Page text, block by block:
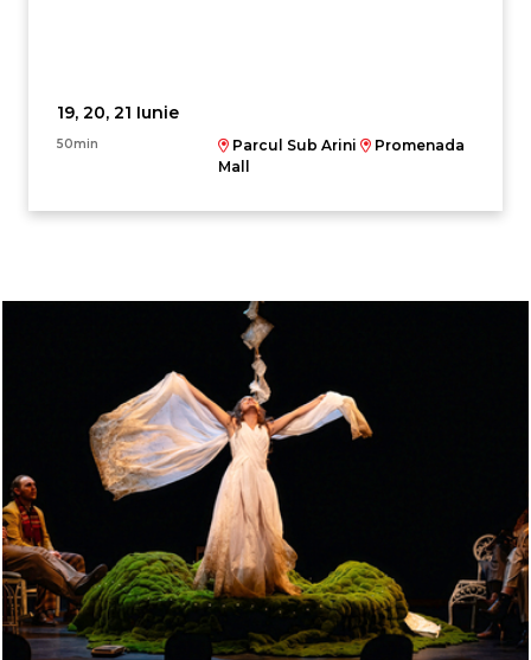
19, 20, 21 Iunie
50min Parcul Sub Arini
Promenada
Mall